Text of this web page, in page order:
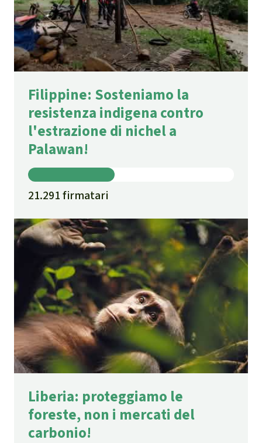
Filippine: Sosteniamo la
resistenza indigena contro
l'estrazione di nichel a
Palawan!
21.291 firmatari
Liberia: proteggiamo le
foreste, non i mercati del
carbonio!